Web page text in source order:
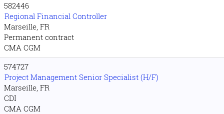
582446
Regional Financial Controller
Marseille, FR
Permanent contract
CMA CGM
574727
Project Management Senior Specialist (H/F)
Marseille, FR
CDI
CMA CGM